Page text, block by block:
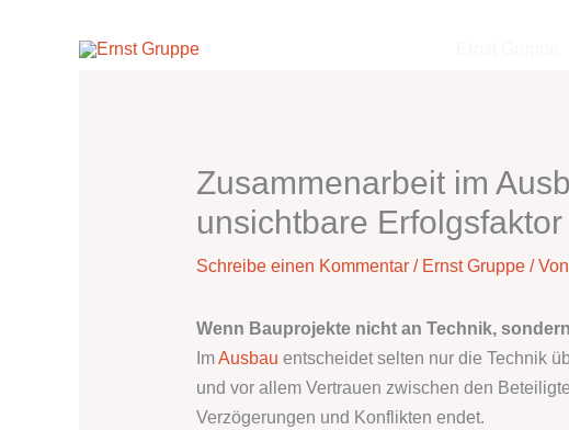
Zusammenarbeit im
unsichtbare
Schreibe einen Kommentar / Ernst Gruppe/ Von
Wenn Bauprojekte nicht an Technik,
ImAusbau entscheidet selten nur die Technik
und vor allem Vertrauen zwischen den
Verzögerungen und Konflikten endet.